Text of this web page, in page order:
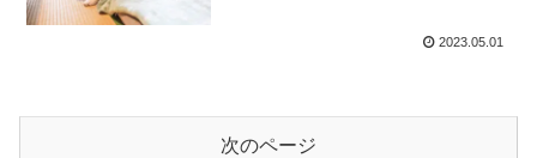
2023.05.01
次のページ